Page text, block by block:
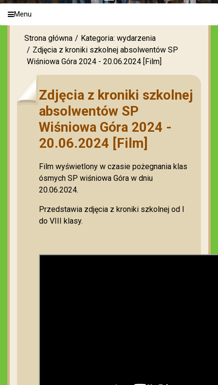
Menu
Strona główna
Kategoria: wydarzenia
Zdjęcia z kroniki szkolnej absolwentów SP
Wiśniowa Góra 2024 - 20.06.2024 [Film]
Zdjęcia z kroniki szkolnej
absolwentów SP
Wiśniowa Góra 2024 -
20.06.2024 [Film]
Film wyświetlony w czasie pożegnania klas
ósmych SP wiśniowa Góra w dniu
20.06.2024.
Przedstawia zdjęcia z kroniki szkolnej od I
do VIII klasy.